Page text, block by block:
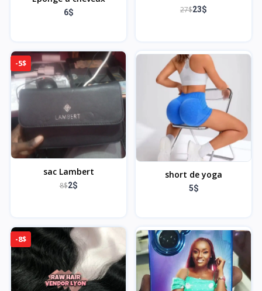
6$ 27$23$
-5$
sac Lambert
8$2$
short de yoga
5$
-8$